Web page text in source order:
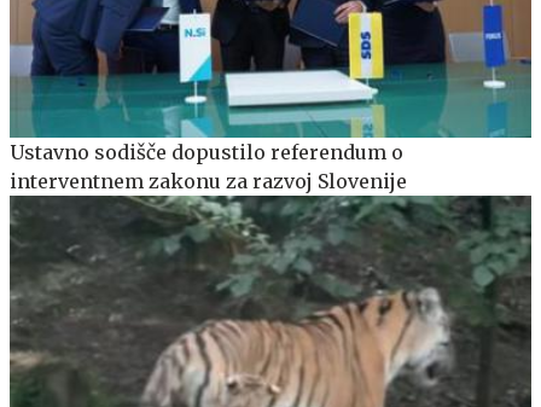
Ustavno sodišče dopustilo referendum o
interventnem zakonu za razvoj Slovenije